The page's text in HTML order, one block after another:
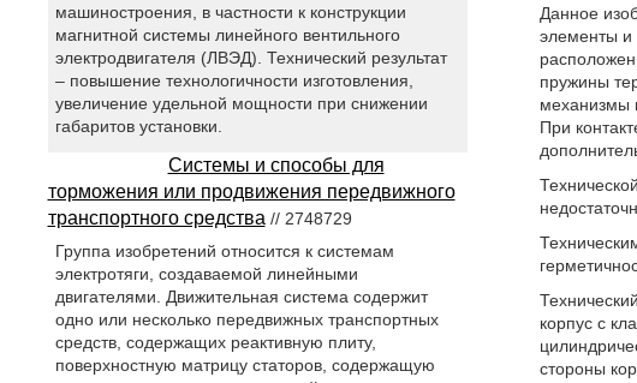
Данное
элементы и
пружины
механизмы
При
корпус с
стороны
машиностроения, в частности к конструкции
магнитной системы линейного вентильного
электродвигателя (ЛВЭД). Технический результат
– повышение технологичности изготовления,
увеличение удельной мощности при снижении
габаритов установки.
Системы и способы для
торможения или продвижения передвижного
транспортного средства // 2748729
Группа изобретений относится к системам
электротяги, создаваемой линейными
двигателями. Движительная система содержит
одно или несколько передвижных транспортных
средств, содержащих реактивную плиту,
поверхностную матрицу статоров, содержащую